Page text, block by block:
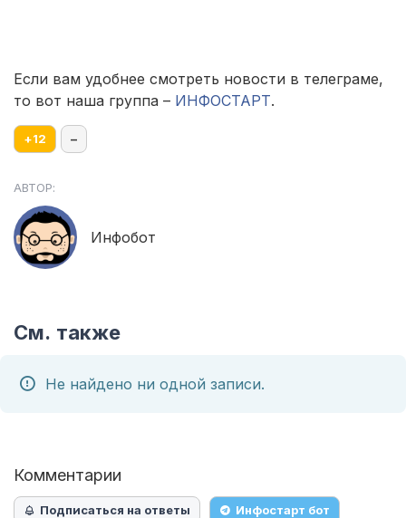
Если вам удобнее смотреть новости в телеграме,
то вот наша группа – ИНФОСТАРТ.
+12 –
АВТОР:
Инфобот
См. также
Не найдено ни одной записи.
Комментарии
Подписаться на ответы Инфостарт бот